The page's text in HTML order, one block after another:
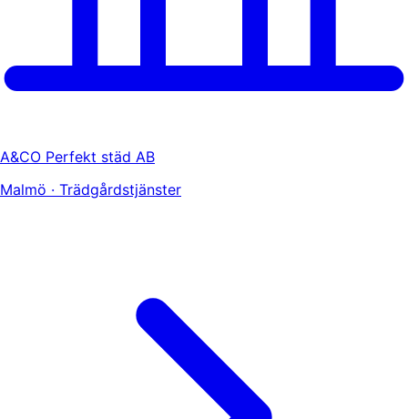
A&CO Perfekt städ AB
Malmö · Trädgårdstjänster